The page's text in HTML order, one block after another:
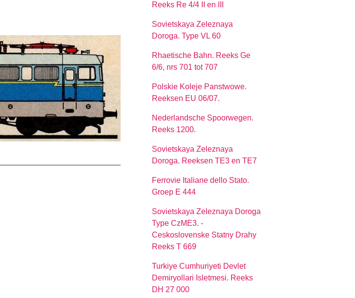
Reeks Re 4/4 II en III
Sovietskaya Zeleznaya
Doroga. Type VL 60
Rhaetische Bahn. Reeks Ge
6/6, nrs 701 tot 707
Polskie Koleje Panstwowe.
Reeksen EU 06/07.
Nederlandsche Spoorwegen.
Reeks 1200.
Sovietskaya Zeleznaya
Doroga. Reeksen TE3 en TE7
Ferrovie Italiane dello Stato.
Groep E 444
Sovietskaya Zeleznaya Doroga
Type CzME3. -
Ceskoslovenske Statny Drahy
Reeks T 669
Turkiye Cumhuriyeti Devlet
Demiryollari Isletmesi. Reeks
DH 27 000